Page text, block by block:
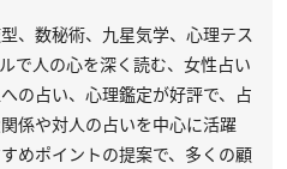
、数秘術、九星気学、心理テス
で人の心を深く読む、女性占い
の占い、心理鑑定が好評で、占
係や対人の占いを中心に活躍
めポイントの提案で、多くの顧